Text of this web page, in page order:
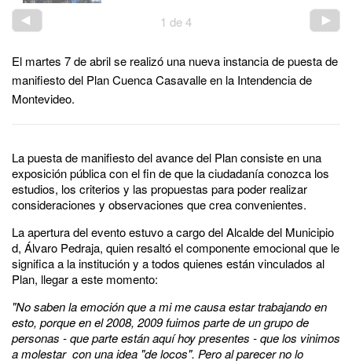
1 de4
El martes 7 de abril se realizó una nueva instancia de puesta de
manifiesto del Plan Cuenca Casavalle en la Intendencia de
Montevideo.
La puesta de manifiesto del avance del Plan consiste en una
exposición pública con el fin de que la ciudadanía conozca los
estudios, los criterios y las propuestas para poder realizar
consideraciones y observaciones que crea convenientes.
La apertura del evento estuvo a cargo del Alcalde del Municipio
d, Álvaro Pedraja, quien resaltó el componente emocional que le
significa a la institución y a todos quienes están vinculados al
Plan, llegar a este momento:
"No saben la emoción que a mi me causa estar trabajando en
esto, porque en el 2008, 2009 fuimos parte de un grupo de
personas - que parte están aquí hoy presentes -que los vinimos
a molestar con una idea "de locos". Pero al parecer no lo